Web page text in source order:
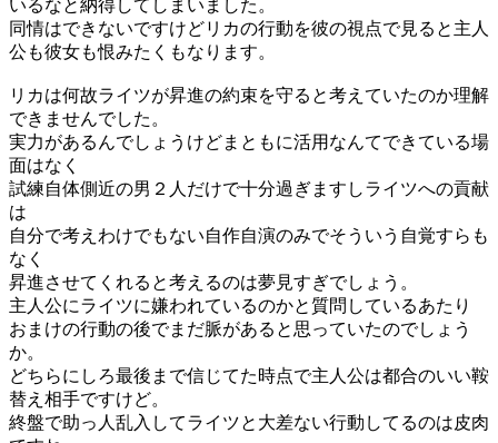
いるなと納得してしまいました。
同情はできないですけどリカの行動を彼の視点で見ると主人
公も彼女も恨みたくもなります。
リカは何故ライツが昇進の約束を守ると考えていたのか理解
できませんでした。
実力があるんでしょうけどまともに活用なんてできている場
面はなく
試練自体側近の男２人だけで十分過ぎますしライツへの貢献
は
自分で考えわけでもない自作自演のみでそういう自覚すらも
なく
昇進させてくれると考えるのは夢見すぎでしょう。
主人公にライツに嫌われているのかと質問しているあたり
おまけの行動の後でまだ脈があると思っていたのでしょう
か。
どちらにしろ最後まで信じてた時点で主人公は都合のいい鞍
替え相手ですけど。
終盤で助っ人乱入してライツと大差ない行動してるのは皮肉